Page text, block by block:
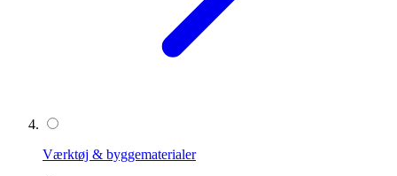
Værktøj & byggematerialer